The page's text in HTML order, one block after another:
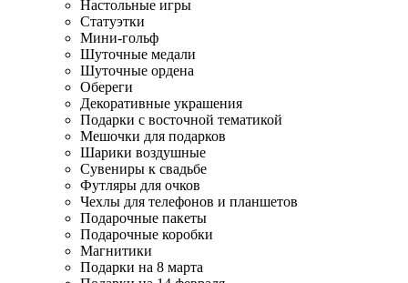
Настольные игры
Статуэтки
Мини-гольф
Шуточные медали
Шуточные ордена
Обереги
Декоративные украшения
Подарки с восточной тематикой
Мешочки для подарков
Шарики воздушные
Сувениры к свадьбе
Футляры для очков
Чехлы для телефонов и планшетов
Подарочные пакеты
Подарочные коробки
Магнитики
Подарки на 8 марта